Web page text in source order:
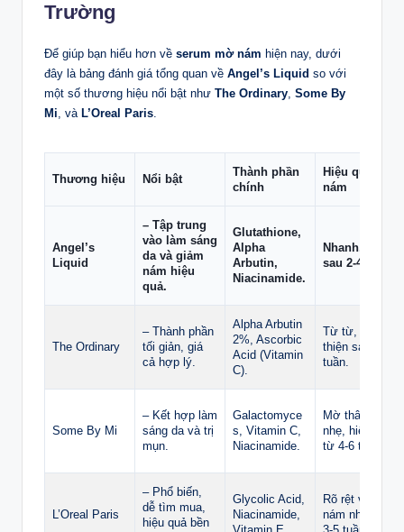
Trường
Để giúp bạn hiểu hơn về serum mờ nám hiện nay, dưới
đây là bảng đánh giá tổng quan về Angel’s Liquid so với
một số thương hiệu nổi bật như The Ordinary, Some By
Mi, và L’Oreal Paris.
Thương hiệu Nổi bật
Thành phần
chính
Hiệu quả mờ
nám
Angel’s
Liquid
– Tập trung
vào làm sáng
da và giảm
nám hiệu
quả.
Glutathione,
Alpha
Arbutin,
Niacinamide.
Nhanh, rõ rệt
sau 2-4 tuần.
The Ordinary
– Thành phần
tối giản, giá
cả hợp lý.
Alpha Arbutin
2%, Ascorbic
Acid (Vitamin
C).
Từ từ, cải
thiện sau 4-8
tuần.
Some By Mi
– Kết hợp làm
sáng da và trị
mụn.
Galactomyce
s, Vitamin C,
Niacinamide.
Mờ thâm nám
nhẹ, hiệu quả
từ 4-6 tuần.
L’Oreal Paris
– Phổ biến,
dễ tìm mua,
hiệu quả bền
Glycolic Acid,
Niacinamide,
Rõ rệt với
nám nhẹ, từ